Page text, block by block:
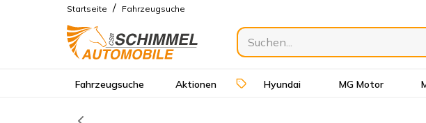
Startseite / Fahrzeugsuche
Fahrzeugsuche Aktionen Hyundai MG Motor